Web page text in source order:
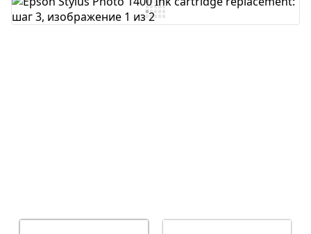
Добавить комментарий